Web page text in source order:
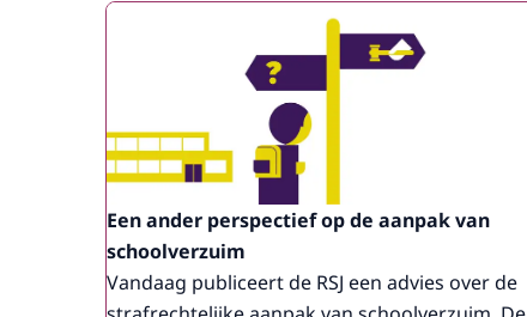
Een ander perspectief op de aanpak van
schoolverzuim
Vandaag publiceert de RSJ een advies over de